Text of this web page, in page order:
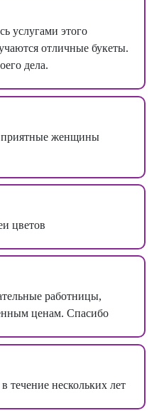
услугами этого
отличные букеты.
дела.
женщины
цветов
работницы,
ценам. Спасибо
течение нескольких лет